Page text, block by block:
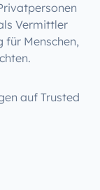
Vermittler
für Menschen,
auf Trusted